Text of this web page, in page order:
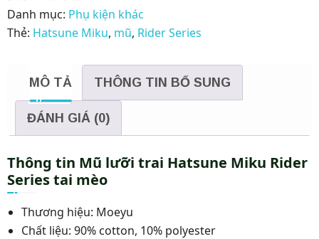
Danh mục: Phụ kiện khác
Thẻ: Hatsune Miku, mũ, Rider Series
MÔ TẢ THÔNG TIN BỔ SUNG
ĐÁNH GIÁ (0)
Thông tin Mũ lưỡi trai Hatsune Miku Rider
Series tai mèo
Thương hiệu: Moeyu
Chất liệu: 90% cotton, 10% polyester